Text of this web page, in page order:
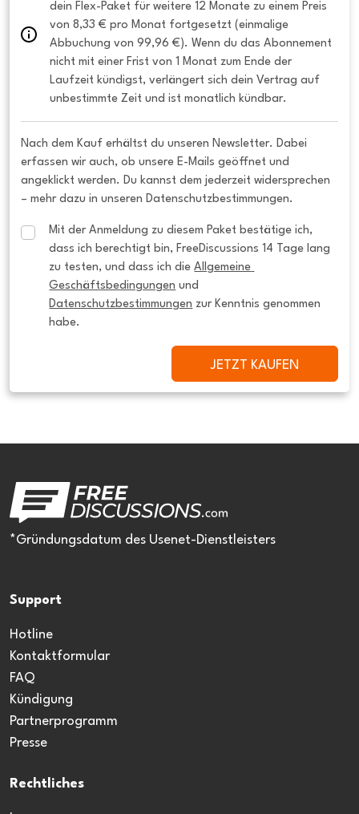
dein Flex-Paket für weitere 12 Monate zu einem Preis
von 8,33 € pro Monat fortgesetzt (einmalige
Abbuchung von 99,96 €). Wenn du das Abonnement
nicht mit einer Frist von 1 Monat zum Ende der
Laufzeit kündigst, verlängert sich dein Vertrag auf
unbestimmte Zeit und ist monatlich kündbar.
Nach dem Kauf erhältst du unseren Newsletter. Dabei
erfassen wir auch, ob unsere E-Mails geöffnet und
angeklickt werden. Du kannst dem jederzeit widersprechen
– mehr dazu in unseren Datenschutzbestimmungen.
Mit der Anmeldung zu diesem Paket bestätige ich,
dass ich berechtigt bin, FreeDiscussions 14 Tage lang
zu testen, und dass ich die Allgemeine
Geschäftsbedingungen
Datenschutzbestimmungen zur Kenntnis genommen
habe.
JETZT KAUFEN
*Gründungsdatum des Usenet-Dienstleisters
Support
Hotline
Kontaktformular
FAQ
Kündigung
Partnerprogramm
Presse
Rechtliches